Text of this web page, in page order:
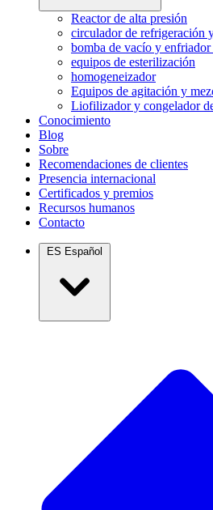
Reactor de alta presión
circulador de refrigeración
bomba de vacío y
equipos de esterilización
homogeneizador
Equipos de agitación y
Liofilizador y congelador
Conocimiento
Blog
Sobre
Recomendaciones de clientes
Presencia internacional
Certificados y premios
Recursos humanos
Contacto
ES Español